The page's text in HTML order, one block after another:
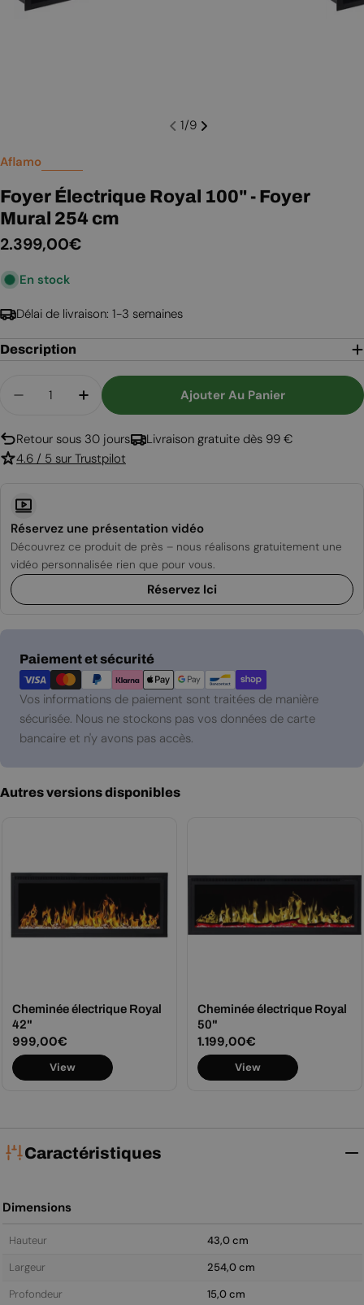
1/9
Aflamo
Foyer Électrique Royal 100" - Foyer
Mural 254 cm
Prix
régulier
2.399,00€
En stock
Délai de livraison: 1-3 semaines
Description
Diminuer La Quantité Pour Foyer Électrique
Augmenter La Quantité Pour Foyer
Ajouter Au Panier
Retour sous 30 jours
Livraison gratuite dès 99 €
4.6 / 5 sur Trustpilot
Réservez une présentation vidéo
Découvrez ce produit de près – nous réalisons gratuitement une
vidéo personnalisée rien que pour vous.
Réservez Ici
Paiement et sécurité
Modes
de
paiement
Vos informations de paiement sont traitées de manière
sécurisée. Nous ne stockons pas vos données de carte
bancaire et n'y avons pas accès.
Autres versions disponibles
Cheminée électrique Royal
42"
Prix
régulier
999,00€
View
Cheminée électrique Royal
50"
Prix
régulier
1.199,00€
View
Caractéristiques
Dimensions
Hauteur
43,0 cm
Largeur
254,0 cm
Profondeur
15,0 cm